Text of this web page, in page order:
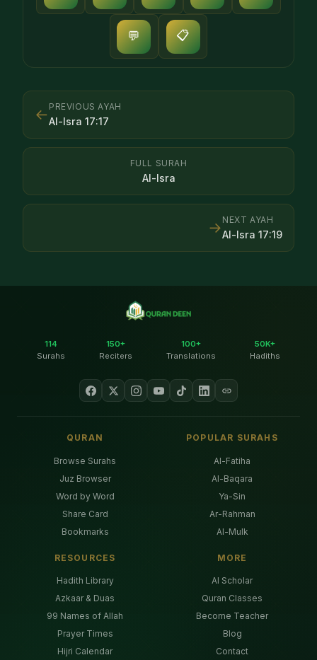
💬 📋
← PREVIOUS AYAH
Al-Isra 17:17
FULL SURAH
Al-Isra
NEXT AYAH
Al-Isra 17:19
→
114
Surahs
150+
Reciters
100+
Translations
50K+
Hadiths
QURAN
Browse Surahs
Juz Browser
Word by Word
Share Card
Bookmarks
POPULAR SURAHS
Al-Fatiha
Al-Baqara
Ya-Sin
Ar-Rahman
Al-Mulk
RESOURCES
Hadith Library
Azkaar & Duas
99 Names of Allah
Prayer Times
Hijri Calendar
MORE
AI Scholar
Quran Classes
Become Teacher
Blog
Contact